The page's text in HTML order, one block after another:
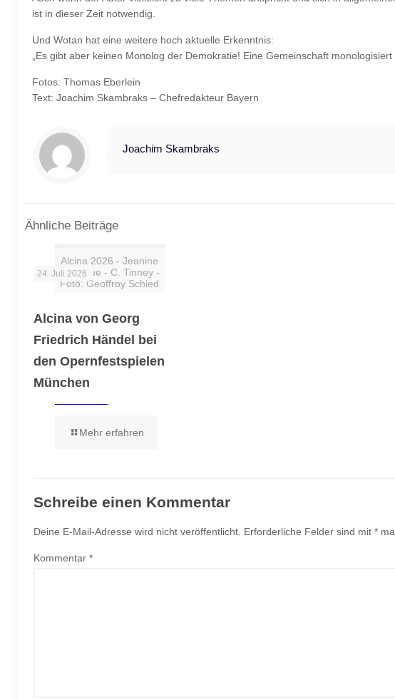
ist in dieser Zeit notwendig.
Und Wotan hat eine weitere hoch aktuelle Erkenntnis:
„Es gibt aber keinen Monolog der Demokratie! Eine Gemeinschaft
Fotos: Thomas Eberlein
Text: Joachim Skambraks – Chefredakteur Bayern
Joachim Skambraks
Ähnliche Beiträge
Alcina 2026 - Jeanine
De Bique - C. Tinney -
Foto: Geoffroy Schied
24. Juli 2026
Alcina von Georg
Friedrich Händel bei
den Opernfestspielen
München
Mehr erfahren
Schreibe einen Kommentar
Deine E-Mail-Adresse wird nicht veröffentlicht. Erforderliche Felder sind mit *
Kommentar *